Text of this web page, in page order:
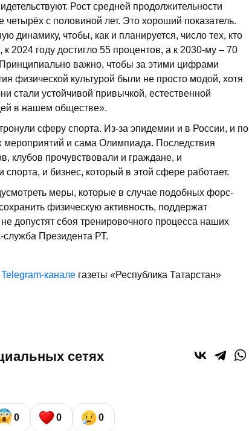
Рост средней продолжительности
с половиной лет. Это хороший показатель.
динамику, чтобы, как и планируется, число тех, кто
2024 году достигло 55 процентов, а к 2030-му – 70
важно, чтобы за этими цифрами
физической культурой были не просто модой, хотя
стали устойчивой привычкой, естественной
в нашем обществе».
сферу спорта. Из-за эпидемии и в России, и по
и сама Олимпиада. Последствия
клубов прочувствовали и граждане, и
и бизнес, который в этой сфере работает.
меры, которые в случае подобных форс-
физическую активность, поддержат
допустят сбоя тренировочного процесса наших
Президента РТ.
Telegram-канале газеты «Республика Татарстан»
сетях
0 0 0